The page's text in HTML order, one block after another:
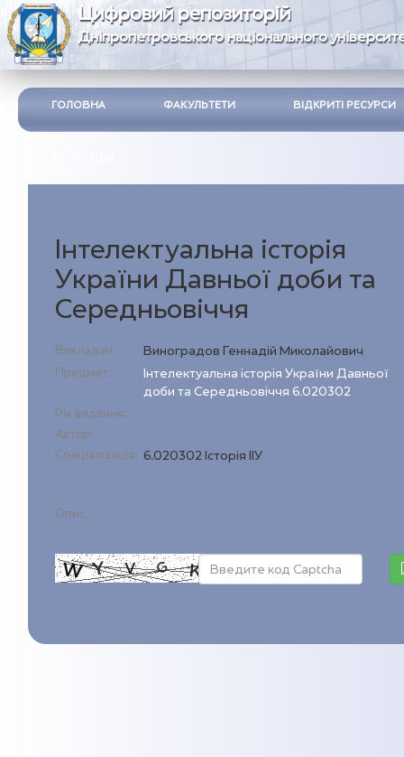
Цифровий репозиторій
Дніпропетровського національного
ГОЛОВНА ФАКУЛЬТЕТИ ВІДКРИТІ РЕСУРСИ
Інтелектуальна історія
України Давньої доби та
Середньовіччя
Викладач: Виноградов Геннадій Миколайович
Предмет:
Інтелектуальна історія України Давньої
доби та Середньовіччя 6.020302
Рік видання:
Автор:
Спеціалізація: 6.020302 Історія ІІУ
Опис: